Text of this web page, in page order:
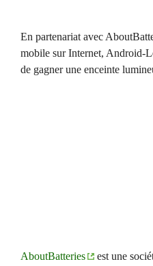
En partenariat avec
mobile sur Internet, Android-
de gagner une enceinte
AboutBatteries
est une